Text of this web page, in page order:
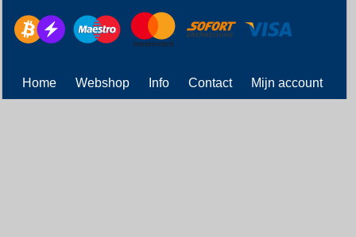
Home Webshop Info Contact
Mijn account